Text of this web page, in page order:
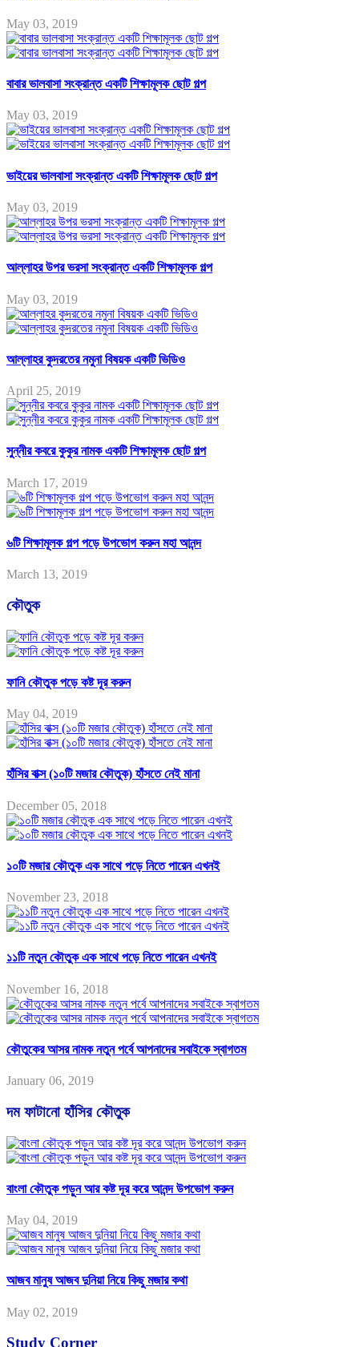
May 03, 2019
বাবার ভালবাসা সংক্রান্ত একটি শিক্ষামূলক ছোট গল্প
May 03, 2019
ভাইয়ের ভালবাসা সংক্রান্ত একটি শিক্ষামূলক ছোট গল্প
May 03, 2019
আল্লাহর উপর ভরসা সংক্রান্ত একটি শিক্ষামূলক গল্প
May 03, 2019
আল্লাহর কুদরতের নমুনা বিষয়ক একটি ভিডিও
April 25, 2019
সুন্নীর কবরে কুকুর নামক একটি শিক্ষামূলক ছোট গল্প
March 17, 2019
৬টি শিক্ষামূলক গল্প পড়ে উপভোগ করুন মহা আনন্দ
March 13, 2019
কৌতুক
ফানি কৌতুক পড়ে কষ্ট দূর করুন
May 04, 2019
হাঁসির বাক্স (১০টি মজার কৌতুক) হাঁসতে নেই মানা
December 05, 2018
১০টি মজার কৌতুক এক সাথে পড়ে নিতে পারেন এখনই
November 23, 2018
১১টি নতুন কৌতুক এক সাথে পড়ে নিতে পারেন এখনই
November 16, 2018
কৌতুকের আসর নামক নতুন পর্বে আপনাদের সবাইকে স্বাগতম
January 06, 2019
দম ফাটানো হাঁসির কৌতুক
বাংলা কৌতুক পড়ুন আর কষ্ট দূর করে আনন্দ উপভোগ করুন
May 04, 2019
আজব মানুষ আজব দুনিয়া নিয়ে কিছু মজার কথা
May 02, 2019
Study Corner